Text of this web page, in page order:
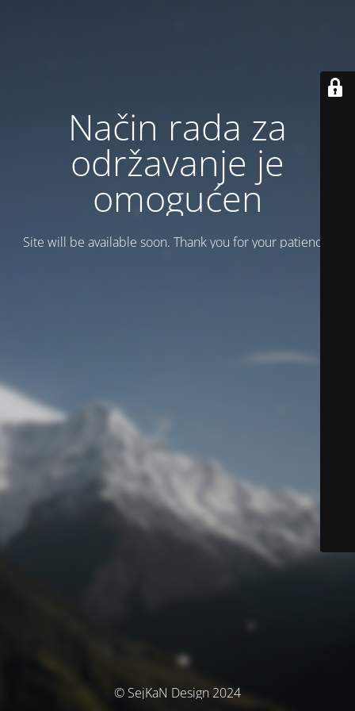
Način rada za
održavanje je
omogućen
Site will be available soon. Thank you for your patience!
© SejKaN Design 2024